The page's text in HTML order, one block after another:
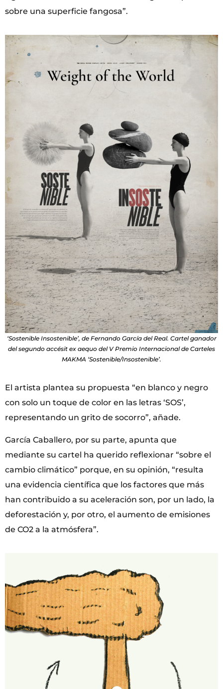
sobre una superficie fangosa”.
‘Sostenible Insostenible’, de Fernando García del Real. Cartel ganador
del segundo accésit ex aequo del V Premio Internacional de Carteles
MAKMA ‘Sostenible/Insostenible’.
El artista plantea su propuesta “en blanco y negro
con solo un toque de color en las letras ‘SOS’,
representando un grito de socorro”, añade.
García Caballero, por su parte, apunta que
mediante su cartel ha querido reflexionar “sobre el
cambio climático” porque, en su opinión, “resulta
una evidencia científica que los factores que más
han contribuido a su aceleración son, por un lado, la
deforestación y, por otro, el aumento de emisiones
de CO2 a la atmósfera”.